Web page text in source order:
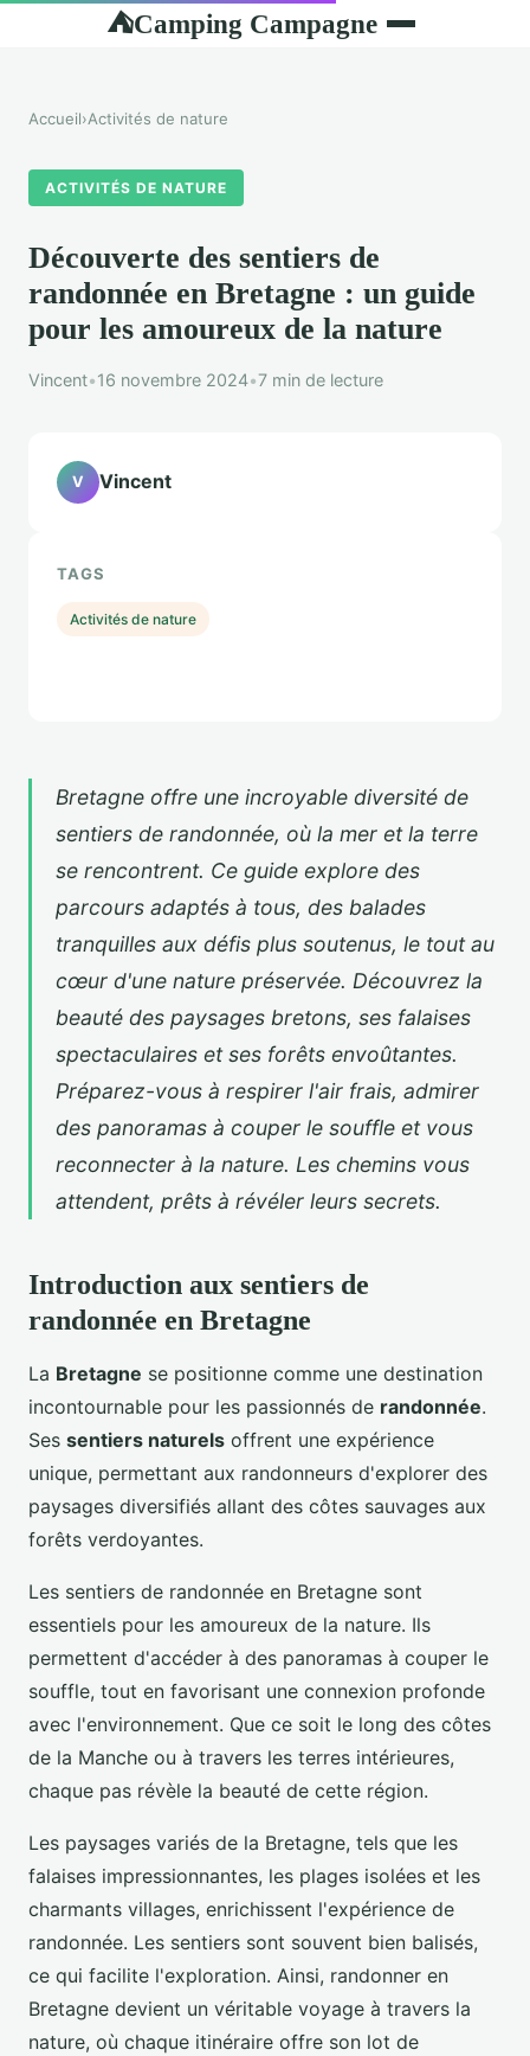
⛺Camping Campagne
Accueil›Activités de nature
ACTIVITÉS DE NATURE
Découverte des sentiers de
randonnée en Bretagne : un guide
pour les amoureux de la nature
Vincent•16 novembre 2024•7 min de lecture
Bretagne offre une incroyable diversité de
sentiers de randonnée, où la mer et la terre
se rencontrent. Ce guide explore des
parcours adaptés à tous, des balades
tranquilles aux défis plus soutenus, le tout au
cœur d'une nature préservée. Découvrez la
beauté des paysages bretons, ses falaises
spectaculaires et ses forêts envoûtantes.
Préparez-vous à respirer l'air frais, admirer
des panoramas à couper le souffle et vous
reconnecter à la nature. Les chemins vous
attendent, prêts à révéler leurs secrets.
Introduction aux sentiers de
randonnée en Bretagne
La Bretagne se positionne comme une destination
incontournable pour les passionnés de randonnée.
Ses sentiers naturels offrent une expérience
unique, permettant aux randonneurs d'explorer des
paysages diversifiés allant des côtes sauvages aux
forêts verdoyantes.
Les sentiers de randonnée en Bretagne sont
essentiels pour les amoureux de la nature. Ils
permettent d'accéder à des panoramas à couper le
souffle, tout en favorisant une connexion profonde
avec l'environnement. Que ce soit le long des côtes
de la Manche ou à travers les terres intérieures,
chaque pas révèle la beauté de cette région.
Les paysages variés de la Bretagne, tels que les
falaises impressionnantes, les plages isolées et les
charmants villages, enrichissent l'expérience de
randonnée. Les sentiers sont souvent bien balisés,
ce qui facilite l'exploration. Ainsi, randonner en
Bretagne devient un véritable voyage à travers la
nature, où chaque itinéraire offre son lot de
V Vincent
TAGS
Activités de nature